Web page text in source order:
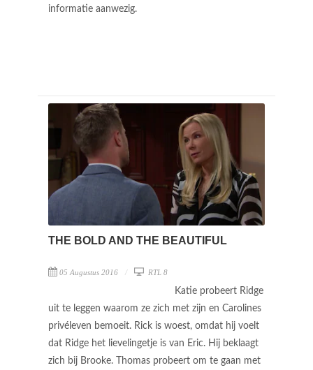
informatie aanwezig.
THE BOLD AND THE BEAUTIFUL
05 Augustus 2016 RTL 8
Katie probeert Ridge
uit te leggen waarom ze zich met zijn en Carolines
privéleven bemoeit. Rick is woest, omdat hij voelt
dat Ridge het lievelingetje is van Eric. Hij beklaagt
zich bij Brooke. Thomas probeert om te gaan met